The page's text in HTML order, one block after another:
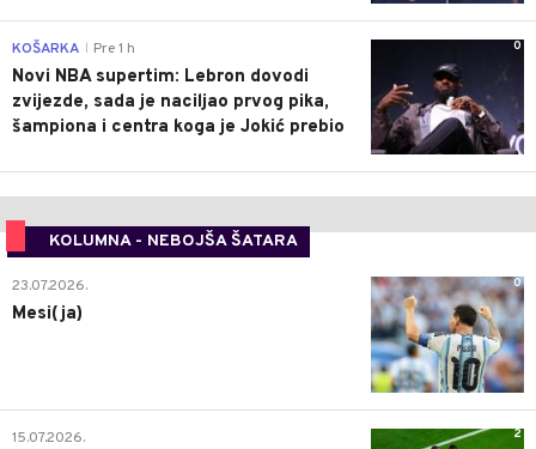
0
KOŠARKA Pre 1 h
Novi NBA supertim: Lebron dovodi
zvijezde, sada je naciljao prvog pika,
šampiona i centra koga je Jokić prebio
KOLUMNA - NEBOJŠA ŠATARA
0
23.07.2026.
Mesi(ja)
2
15.07.2026.